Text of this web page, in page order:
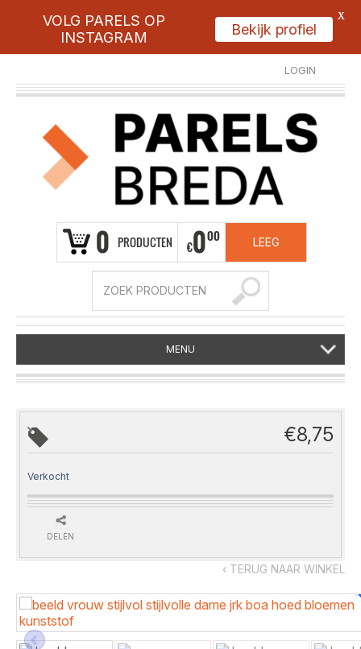
LOGIN
REGISTREER
0 PRODUCTEN €000 LEEG
MENU
‹ TERUG NAAR WINKEL
€8,75
Verkocht
DELEN
VOLG PARELS OP
INSTAGRAM
Bekijk profiel
X